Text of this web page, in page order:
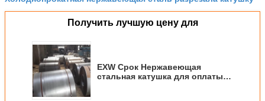
Получить лучшую цену для
EXW Срок Нержавеющая
стальная катушка для оплаты